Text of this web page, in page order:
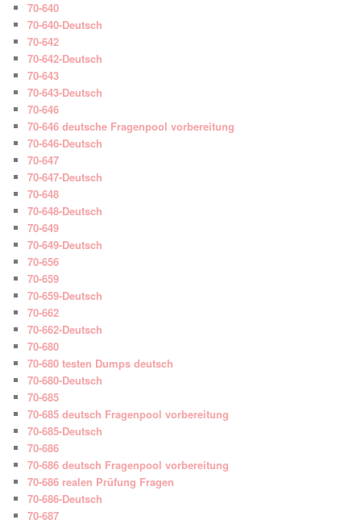
70-640
70-640-Deutsch
70-642
70-642-Deutsch
70-643
70-643-Deutsch
70-646
70-646 deutsche Fragenpool vorbereitung
70-646-Deutsch
70-647
70-647-Deutsch
70-648
70-648-Deutsch
70-649
70-649-Deutsch
70-656
70-659
70-659-Deutsch
70-662
70-662-Deutsch
70-680
70-680 testen Dumps deutsch
70-680-Deutsch
70-685
70-685 deutsch Fragenpool vorbereitung
70-685-Deutsch
70-686
70-686 deutsch Fragenpool vorbereitung
70-686 realen Prüfung Fragen
70-686-Deutsch
70-687